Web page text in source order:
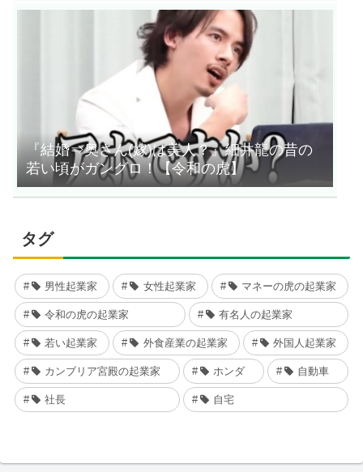
『結婚⇒奥さん(嫁)は美人？』細井龍の昔の
若い頃がガングロ！【令和の虎】
タグ
男性起業家 女性起業家 マネーの虎の起業家
令和の虎の起業家 有名人の起業家
若い起業家 外食産業の起業家 外国人起業家
カンブリア宮殿の起業家 ホンダ 自動車
社長 自宅